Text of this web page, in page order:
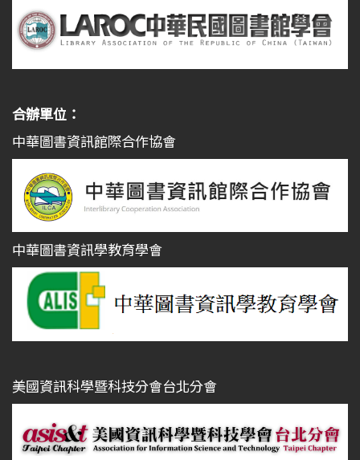
合辦單位：
中華圖書資訊館際合作協會
中華圖書資訊學教育學會
美國資訊科學暨科技分會台北分會